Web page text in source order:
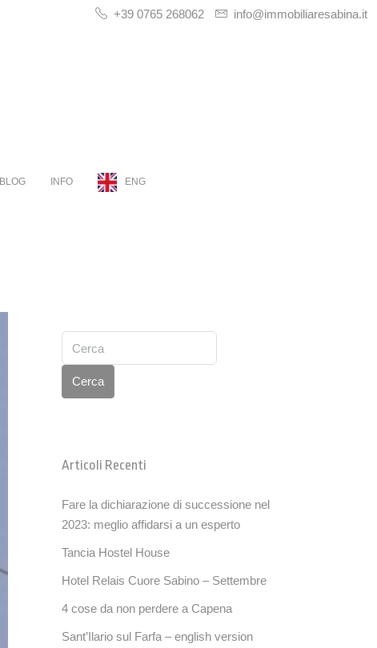
+39 0765 268062 info@immobiliaresabina.it
BLOG INFO ENG
Cerca
Articoli Recenti
Fare la dichiarazione di successione nel
2023: meglio affidarsi a un esperto
Tancia Hostel House
Hotel Relais Cuore Sabino – Settembre
4 cose da non perdere a Capena
Sant’Ilario sul Farfa – english version